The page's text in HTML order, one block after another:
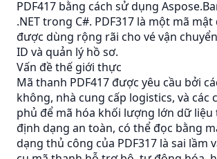
PDF417 bằng cách sử dụng
.NET trong C#. PDF317 là một mã mật
được dùng rộng rãi cho vé vận
ID và quản lý hồ sơ.
Vấn đề thế giới thực
Mã thanh PDF417 được yêu cầu bởi
không, nhà cung cấp logistics, và các
phủ để mã hóa khối lượng lớn dữ
định dạng an toàn, có thể đọc bằng
dạng thủ công của PDF317 là sai lầm